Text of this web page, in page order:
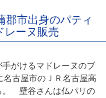
郡市出身のパティ
レーヌ販売
がけるマドレーヌのブ
古屋市のＪＲ名古屋高
。 壁谷さんは仏パリの